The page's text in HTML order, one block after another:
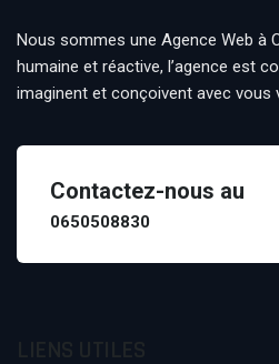
Nous sommes une Agence Web à
humaine et réactive, l’agence est
imaginent et conçoivent avec vous
Contactez-nous au
0650508830